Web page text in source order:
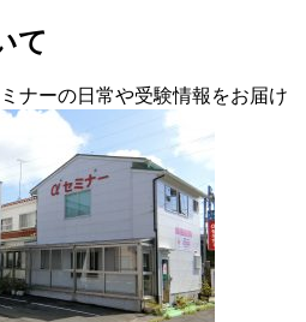
て
ナーの日常や受験情報をお届け